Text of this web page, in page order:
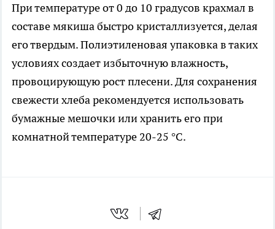
При температуре от 0 до 10 градусов крахмал в
составе мякиша быстро кристаллизуется, делая
его твердым. Полиэтиленовая упаковка в таких
условиях создает избыточную влажность,
провоцирующую рост плесени. Для сохранения
свежести хлеба рекомендуется использовать
бумажные мешочки или хранить его при
комнатной температуре 20-25 °C.